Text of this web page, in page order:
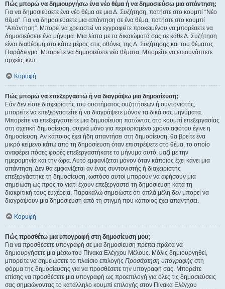
Πώς μπορώ να δημιουργήσω ένα νέο θέμα ή να δημοσιεύσω μια απάντηση;
Για να δημοσιεύσετε ένα νέο θέμα σε μια Δ. Συζήτηση, πατήστε στο κουμπί “Νέο
θέμα”. Για να δημοσιεύσετε μια απάντηση σε ένα θέμα, πατήστε στο κουμπί
“Απάντηση”. Μπορεί να χρειαστεί να εγγραφείτε προκειμένου να μπορέσετε να
δημοσιεύσετε ένα μήνυμα. Μια λίστα με τα δικαιώματά σας σε κάθε Δ. Συζήτηση
είναι διαθέσιμη στο κάτω μέρος στις οθόνες της Δ. Συζήτησης και του θέματος.
Παράδειγμα: Μπορείτε να δημοσιεύετε νέα θέματα, Μπορείτε να επισυνάπτετε
αρχεία, κλπ.
Κορυφή
Πώς μπορώ να επεξεργαστώ ή να διαγράψω μια δημοσίευση;
Εάν δεν είστε διαχειριστής του συστήματος συζητήσεων ή συντονιστής,
μπορείτε να επεξεργαστείτε ή να διαγράψετε μόνον τα δικά σας μηνύματα.
Μπορείτε να επεξεργαστείτε μια δημοσίευση πατώντας στο κουμπί επεξεργασίας
στη σχετική δημοσίευση, συχνά μόνο για περιορισμένο χρόνο αφότου έγινε η
δημοσίευση. Αν κάποιος έχει ήδη απαντήσει στη δημοσίευση, θα βρείτε ένα
μικρό κείμενο κάτω από τη δημοσίευση όταν επιστρέψετε στο θέμα, το οποίο
αναφέρει πόσες φορές επεξεργαστήκατε το μήνυμα αυτό, μαζί με την
ημερομηνία και την ώρα. Αυτό εμφανίζεται μόνον όταν κάποιος έχει κάνει μια
απάντηση. Δεν θα εμφανίζεται αν ένας συντονιστής ή διαχειριστής
επεξεργάστηκε τη δημοσίευση, ωστόσο αυτοί μπορούν να αφήσουν μια
σημείωση ως προς το γιατί έχουν επεξεργαστεί τη δημοσίευση κατά τη
διακριτική τους ευχέρεια. Παρακαλώ σημειώστε ότι απλά μέλη δεν μπορεί να
διαγράψουν μια δημοσίευση από τη στιγμή που κάποιος έχει απαντήσει.
Κορυφή
Πώς προσθέτω μια υπογραφή στη δημοσίευση μου;
Για να προσθέσετε υπογραφή σε μια δημοσίευση πρέπει πρώτα να
δημιουργήσετε μια μέσω του Πίνακα Ελέγχου Μέλους. Μόλις δημιουργηθεί,
μπορείτε να σημειώσετε το πλαίσιο επιλογής Προσάρτηση υπογραφής στη
φόρμα της δημοσίευσης για να προσθέσετε την υπογραφή σας. Μπορείτε
επίσης να προσθέσετε μια υπογραφή ως προεπιλογή για όλες τις δημοσιεύσεις
σας σημειώνοντας το κατάλληλο κουμπί επιλογής στον Πίνακα Ελέγχου